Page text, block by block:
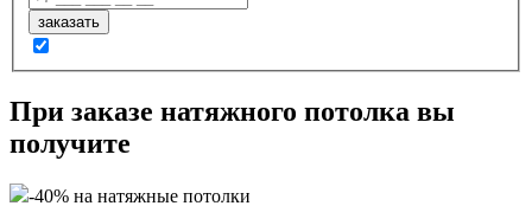
При заказе натяжного потолка вы
получите
-40% на натяжные потолки